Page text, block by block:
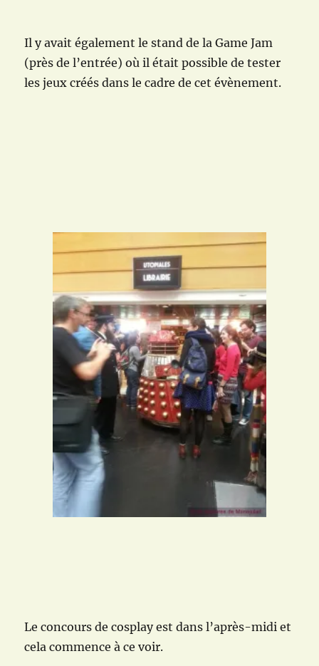
Il y avait également le stand de la Game Jam
(près de l’entrée) où il était possible de tester
les jeux créés dans le cadre de cet évènement.
Le concours de cosplay est dans l’après-midi et
cela commence à ce voir.